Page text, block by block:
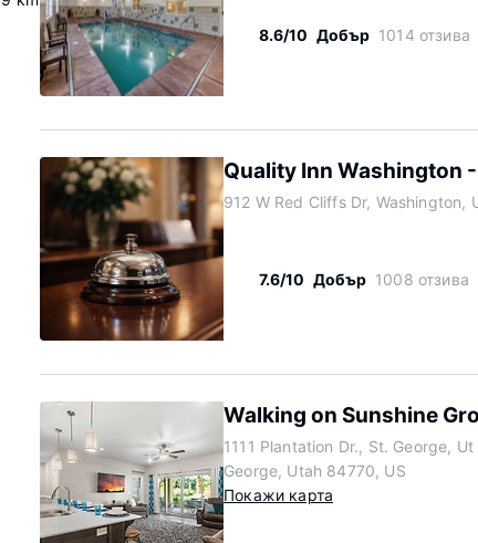
8.6/10 Добър 1014 отзива
Quality Inn Washington
912 W Red Cliffs Dr, Washington,
7.6/10 Добър 1008 отзива
Walking on Sunshine
1111 Plantation Dr., St. George,
George, Utah 84770, US
Покажи карта